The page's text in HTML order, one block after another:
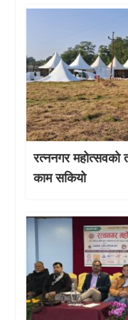
रत्ननगर महोत्सवको
काम सकियो